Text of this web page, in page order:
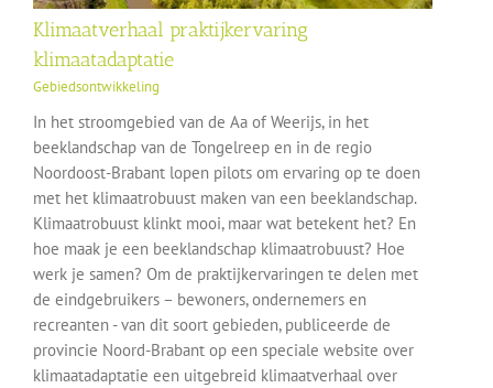
Klimaatverhaal praktijkervaring
klimaatadaptatie
Gebiedsontwikkeling
In het stroomgebied van de Aa of Weerijs, in het
beeklandschap van de Tongelreep en in de regio
Noordoost-Brabant lopen pilots om ervaring op te doen
met het klimaatrobuust maken van een beeklandschap.
Klimaatrobuust klinkt mooi, maar wat betekent het? En
hoe maak je een beeklandschap klimaatrobuust? Hoe
werk je samen? Om de praktijkervaringen te delen met
de eindgebruikers – bewoners, ondernemers en
recreanten - van dit soort gebieden, publiceerde de
provincie Noord-Brabant op een speciale website over
klimaatadaptatie een uitgebreid klimaatverhaal over